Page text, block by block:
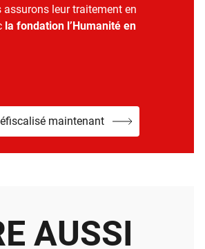
assurons leur traitement en
la fondation l’Humanité en
maintenant
AUSSI